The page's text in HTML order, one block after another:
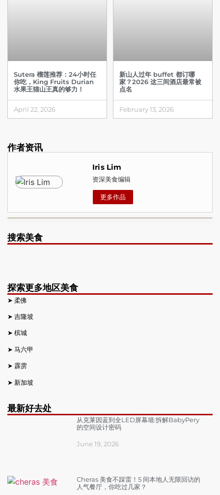
Sutera 榴莲推荐：24小时任
你吃，King Fruits Durian
水果王猫山王真的够力！
April 22, 2026
新山人过年 buffet 都订哪
家？2026 这三间酒店最常被
点名
February 13, 2026
作者资讯
Iris Lim
资深美食编辑
更多作品
搜索美食
探索更多地区美食
➤ 柔佛
➤ 吉隆坡
➤ 槟城
➤ 马六甲
➤ 霹雳
➤ 新加坡
最新好去处
从克莱因蓝到全LED屏幕墙:拆解BabyPery
的空间设计密码
June 19, 2026
Cheras 美食不踩雷！5 间本地人无限回访的
人气餐厅，你吃过几家？